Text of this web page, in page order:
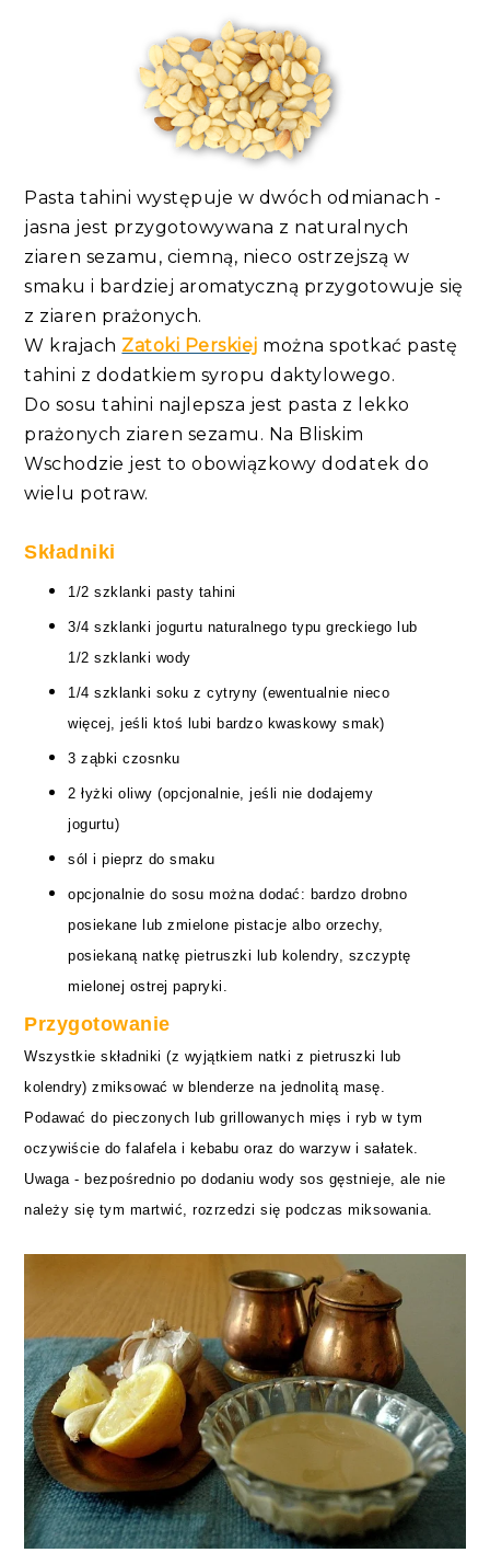
Pasta tahini występuje w dwóch odmianach -
jasna jest przygotowywana z naturalnych
ziaren sezamu, ciemną, nieco ostrzejszą w
smaku i bardziej aromatyczną przygotowuje się
z ziaren prażonych.
W krajach Zatoki Perskiej można spotkać pastę
tahini z dodatkiem syropu daktylowego.
Do sosu tahini najlepsza jest pasta z lekko
prażonych ziaren sezamu. Na Bliskim
Wschodzie jest to obowiązkowy dodatek do
wielu potraw.
Składniki
1/2 szklanki pasty tahini
3/4 szklanki jogurtu naturalnego typu greckiego lub
1/2 szklanki wody
1/4 szklanki soku z cytryny (ewentualnie nieco
więcej, jeśli ktoś lubi bardzo kwaskowy smak)
3 ząbki czosnku
2 łyżki oliwy (opcjonalnie, jeśli nie dodajemy
jogurtu)
sól i pieprz do smaku
opcjonalnie do sosu można dodać: bardzo drobno
posiekane lub zmielone pistacje albo orzechy,
posiekaną natkę pietruszki lub kolendry, szczyptę
mielonej ostrej papryki.
Przygotowanie
Wszystkie składniki (z wyjątkiem natki z pietruszki lub
kolendry)zmiksować w blenderze na jednolitą masę.
Podawać do pieczonych lub grillowanych mięs i ryb w tym
oczywiście do falafela i kebabu oraz do warzyw i sałatek.
Uwaga - bezpośrednio po dodaniu wody sos gęstnieje, ale nie
należy się tym martwić, rozrzedzi się podczas miksowania.